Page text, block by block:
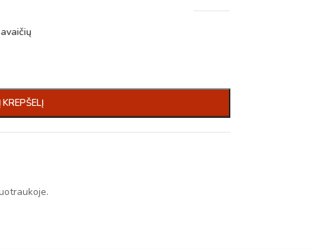
KREPŠELĮ